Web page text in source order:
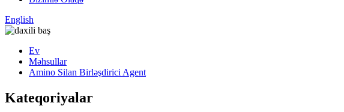
English
Ev
Məhsullar
Amino Silan Birləşdirici Agent
Kateqoriyalar